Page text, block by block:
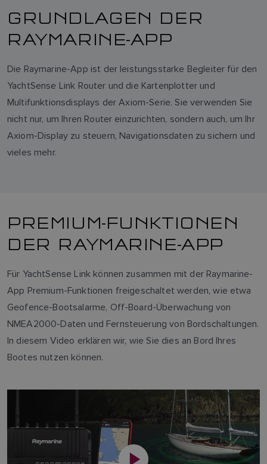
GRUNDLAGEN DER
RAYMARINE-APP
Die Raymarine-App ist der leistungsstarke Begleiter für den
YachtSense Link Router und die Kartenplotter und
Multifunktionsdisplays der Axiom-Serie. Sie verwenden Sie
nicht nur, um Ihren Router einzurichten, sondern auch, um Ihr
Axiom-Display zu steuern, Navigationsdaten zu sichern und
vieles mehr.
PREMIUM-FUNKTIONEN
DER RAYMARINE-APP
Für YachtSense Link können zusammen mit der Raymarine-
App Premium-Funktionen freigeschaltet werden, wie etwa
Geofence-Bootsalarme, Off-Board-Überwachung von
NMEA2000-Daten und Fernsteuerung von Bordschaltungen.
In diesem Video erklären wir, wie Sie dies an Bord Ihres
Bootes nutzen können.